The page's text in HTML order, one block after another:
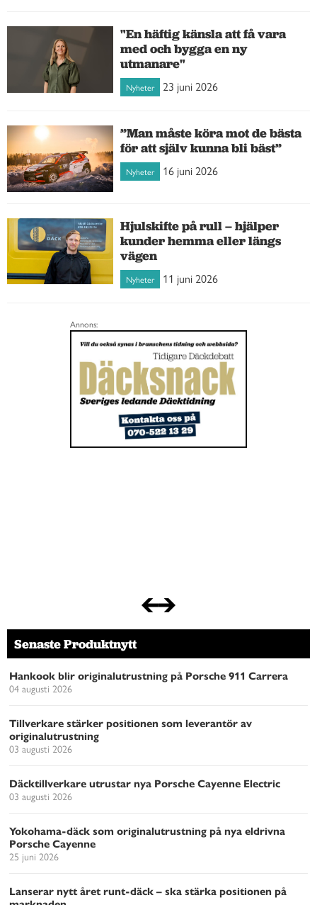
"En häftig känsla att få vara
med och bygga en ny
utmanare"
Nyheter 23 juni 2026
”Man måste köra mot de bästa
för att själv kunna bli bäst”
Nyheter 16 juni 2026
Hjulskifte på rull – hjälper
kunder hemma eller längs
vägen
Nyheter 11 juni 2026
Annons:
Senaste Produktnytt
Hankook blir originalutrustning på Porsche 911 Carrera
04 augusti 2026
Tillverkare stärker positionen som leverantör av
originalutrustning
03 augusti 2026
Däcktillverkare utrustar nya Porsche Cayenne Electric
03 augusti 2026
Yokohama-däck som originalutrustning på nya eldrivna
Porsche Cayenne
25 juni 2026
Lanserar nytt året runt-däck – ska stärka positionen på